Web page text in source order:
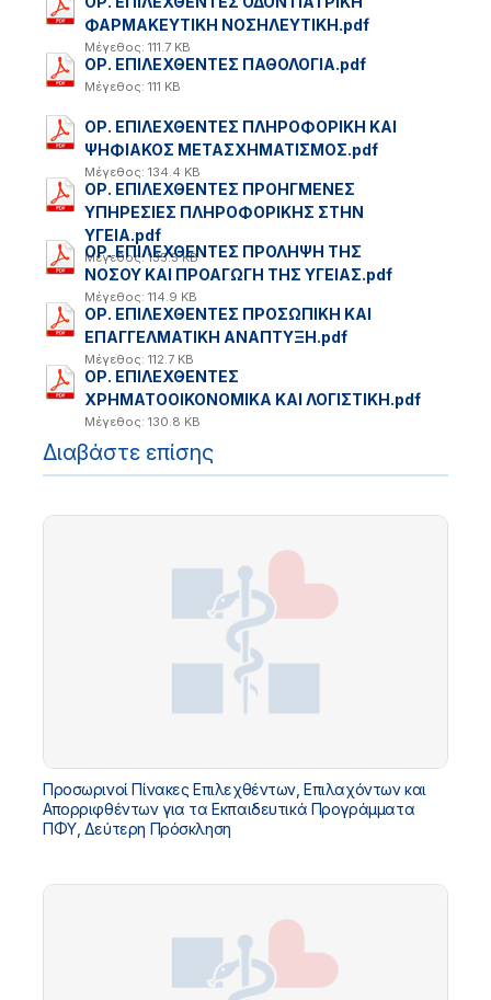
ΦΑΡΜΑΚΕΥΤΙΚΗ ΝΟΣΗΛΕΥΤΙΚΗ.pdf
Μέγεθος: 111.7 KB
ΟΡ. ΕΠΙΛΕΧΘΕΝΤΕΣ ΠΑΘΟΛΟΓΙΑ.pdf
Μέγεθος: 111 KB
ΟΡ. ΕΠΙΛΕΧΘΕΝΤΕΣ ΠΛΗΡΟΦΟΡΙΚΗ ΚΑΙ
ΨΗΦΙΑΚΟΣ ΜΕΤΑΣΧΗΜΑΤΙΣΜΟΣ.pdf
Μέγεθος: 134.4 KB
ΟΡ. ΕΠΙΛΕΧΘΕΝΤΕΣ ΠΡΟΗΓΜΕΝΕΣ
ΥΠΗΡΕΣΙΕΣ ΠΛΗΡΟΦΟΡΙΚΗΣ ΣΤΗΝ
ΥΓΕΙΑ.pdf
Μέγεθος: 135.5 KB
ΟΡ. ΕΠΙΛΕΧΘΕΝΤΕΣ ΠΡΟΛΗΨΗ ΤΗΣ
ΝΟΣΟΥ ΚΑΙ ΠΡΟΑΓΩΓΗ ΤΗΣ ΥΓΕΙΑΣ.pdf
Μέγεθος: 114.9 KB
ΟΡ. ΕΠΙΛΕΧΘΕΝΤΕΣ ΠΡΟΣΩΠΙΚΗ ΚΑΙ
ΕΠΑΓΓΕΛΜΑΤΙΚΗ ΑΝΑΠΤΥΞΗ.pdf
Μέγεθος: 112.7 KB
ΟΡ. ΕΠΙΛΕΧΘΕΝΤΕΣ
ΧΡΗΜΑΤΟΟΙΚΟΝΟΜΙΚΑ ΚΑΙ ΛΟΓΙΣΤΙΚΗ.pdf
Μέγεθος: 130.8 KB
Διαβάστε επίσης
Προσωρινοί Πίνακες Επιλεχθέντων, Επιλαχόντων και
Απορριφθέντων για τα Εκπαιδευτικά Προγράμματα
ΠΦΥ, Δεύτερη Πρόσκληση